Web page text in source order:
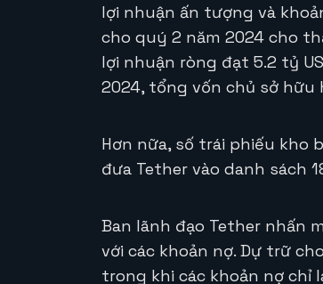
lợi nhuận ấn tượng và
cho quý 2 năm 2024 cho
lợi nhuận ròng đạt 5.2 tỷ
2024, tổng vốn chủ sở hữu
Hơn nữa, số trái phiếu kho
đưa Tether vào danh sách
Ban lãnh đạo Tether nhấn
với các khoản nợ. Dự trữ
trong khi các khoản nợ chỉ